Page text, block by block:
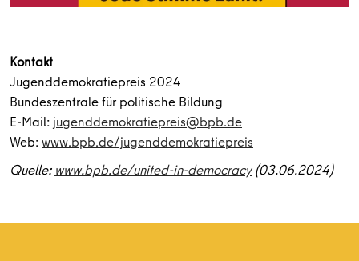
Kontakt
Jugenddemokratiepreis 2024
Bundeszentrale für politische Bildung
E-Mail: jugenddemokratiepreis@bpb.de
Web:www.bpb.de/jugenddemokratiepreis
Quelle: www.bpb.de/united-in-democracy(03.06.2024)